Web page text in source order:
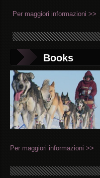
Per maggiori informazioni >>
Books
Per maggiori informazioni >>